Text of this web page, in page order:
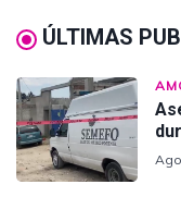
ÚLTIMAS